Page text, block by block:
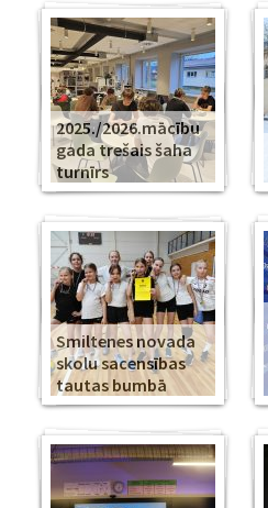
2025./2026.mācību
gada trešais šaha
turnīrs
Smiltenes novada
skolu sacensības
tautas bumbā